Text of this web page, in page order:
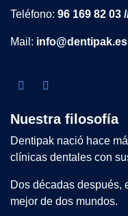
Teléfono: 96 169 82 03
Mail: info@dentipak.es
Nuestra filosofía
Dentipak nació hace
clínicas dentales con
Dos décadas después,
mejor de dos mundos.